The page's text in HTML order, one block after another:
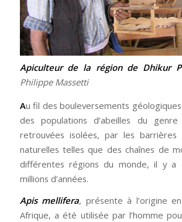
Apiculteur de la région de Dhikur
Philippe Massetti
Au fil des bouleversements
des populations d’abeilles du genre
retrouvées isolées, par les barrières
naturelles telles que des chaînes de
différentes régions du monde, il y
millions d’années.
Apis mellifera, présente à l’origine
Afrique, a été utilisée par l’homme